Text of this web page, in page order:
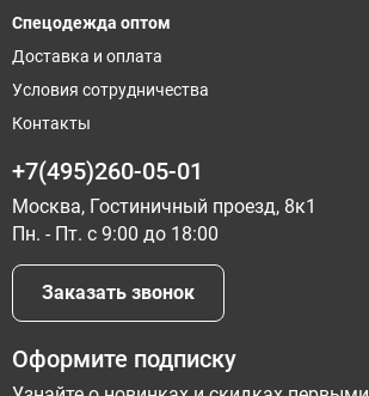
Спецодежда оптом
Доставка и оплата
Условия сотрудничества
Контакты
+7(495)260-05-01
Москва, Гостиничный проезд, 8к1
Пн. - Пт. с 9:00 до 18:00
Заказать звонок
Оформите подписку